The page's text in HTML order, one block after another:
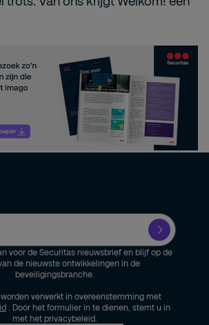
voor de Securitas nieuwsbrief en blijf op de
de nieuwste ontwikkelingen in de
beveiligingsbranche.
verwerkt in overeenstemming met
. Door het formulier in te dienen, stemt u in
met het privacybeleid.